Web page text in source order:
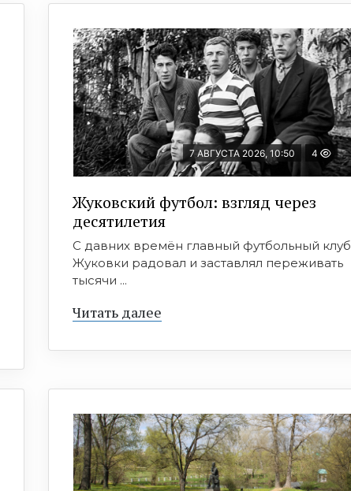
7 АВГУСТА 2026, 10:50 4
Жуковский футбол: взгляд через
десятилетия
С давних времён главный футбольный клуб
Жуковки радовал и заставлял переживать
тысячи ...
Читать далее